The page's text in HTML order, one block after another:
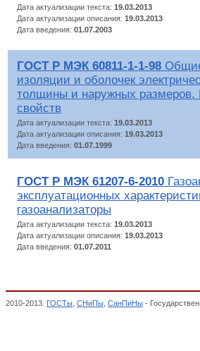
Дата актуализации текста: 19.03.2013
Дата актуализации описания: 19.03.2013
Дата введения: 01.07.2003
ГОСТ Р МЭК 60811-1-1-98
изоляции и оболочек
толщины и наружных размеров.
свойств
Дата актуализации текста: 19.03.2013
Дата актуализации описания: 19.03.2013
Дата введения: 01.07.1999
ГОСТ Р МЭК 61207-6-2010
эксплуатационных
газоанализаторы
Дата актуализации текста: 19.03.2013
Дата актуализации описания: 19.03.2013
Дата введения: 01.07.2011
2010-2013. ГОСТы СНиПы СанПиНы -